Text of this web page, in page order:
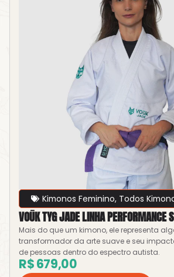
Kimonos Feminino, Todos
VOŪK TYG JADE LINHA PERFORMANCE
Mais do que um kimono, ele representa
transformador da arte suave e seu
de pessoas dentro do espectro autista.
R$679,00